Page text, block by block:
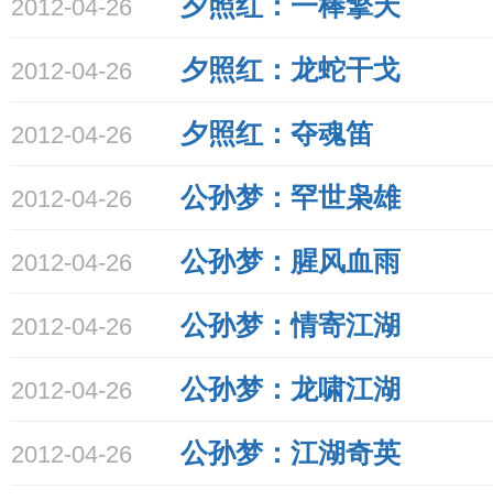
2012-04-26
2012-04-26 夕照红：龙蛇干戈
2012-04-26 夕照红：夺魂笛
2012-04-26 公孙梦：罕世枭雄
2012-04-26 公孙梦：腥风血雨
2012-04-26 公孙梦：情寄江湖
2012-04-26 公孙梦：龙啸江湖
2012-04-26 公孙梦：江湖奇英